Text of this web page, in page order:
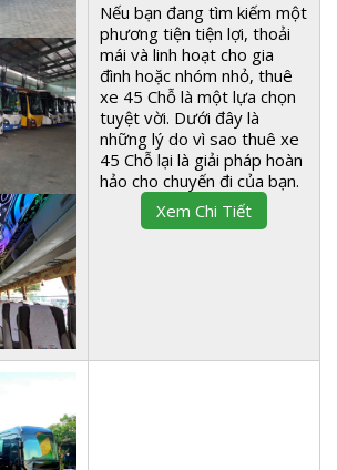
Nếu bạn đang tìm kiếm một
phương tiện tiện lợi, thoải
mái và linh hoạt cho gia
đình hoặc nhóm nhỏ, thuê
xe 45 Chỗ là một lựa chọn
tuyệt vời. Dưới đây là
những lý do vì sao thuê xe
45 Chỗ lại là giải pháp hoàn
hảo cho chuyến đi của bạn.
Xem Chi Tiết